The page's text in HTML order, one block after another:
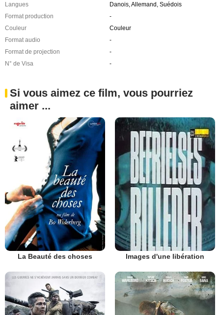
Langues
Danois, Allemand, Suédois
Format production
-
Couleur
Couleur
Format audio
-
Format de projection
-
N° de Visa
-
Si vous aimez ce film, vous pourriez
aimer ...
La Beauté des choses Images d'une libération